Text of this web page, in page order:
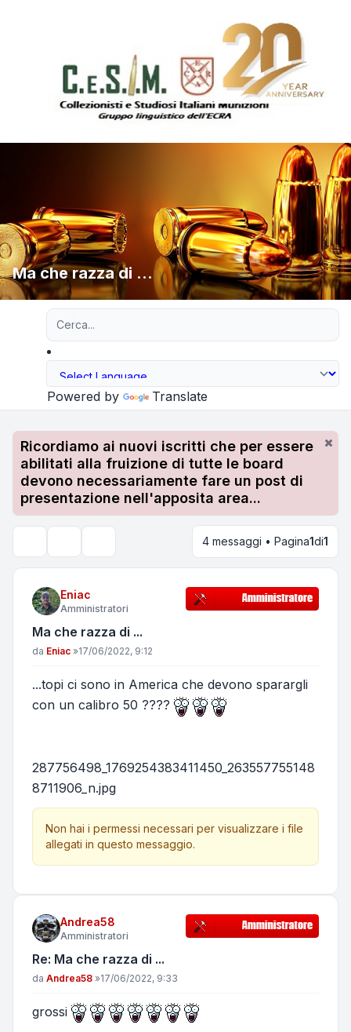
Ma che razza di ...
Powered by Translate
Ricordiamo ai nuovi iscritti che per essere
abilitati alla fruizione di tutte le board
devono necessariamente fare un post di
presentazione nell'apposita area...
4 messaggi • Pagina1di1
Eniac
Amministratori
Ma che razza di ...
Messaggio
da Eniac »17/06/2022, 9:12
...topi ci sono in America che devono sparargli
con un calibro 50 ????
287756498_1769254383411450_263557755148
8711906_n.jpg
Non hai i permessi necessari per visualizzare i file
allegati in questo messaggio.
Andrea58
Amministratori
Re: Ma che razza di ...
Messaggio
da Andrea58 »17/06/2022, 9:33
grossi